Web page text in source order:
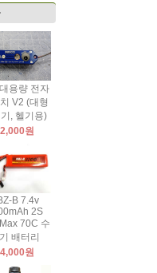
용량 전자
V2 (대형
, 헬기용)
원
B 7.4v
2S
70C 수
배터리
원